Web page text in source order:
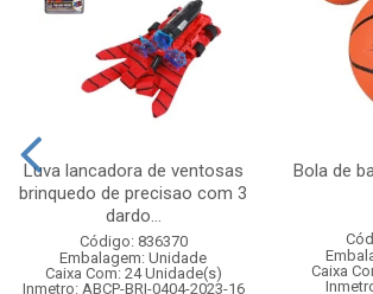
Luva lancadora de ventosas
brinquedo de precisao com 3
dardo...
Código: 836370
Embalagem: Unidade
Caixa Com: 24 Unidade(s)
Inmetro: ABCP-BRI-0404-2023-16
Bola de
Caixa